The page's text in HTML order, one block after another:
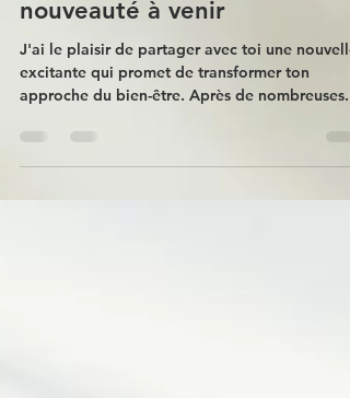
Sérénité Holistique -
nouveauté à venir
approche du bien-être. Après de nombreuses...